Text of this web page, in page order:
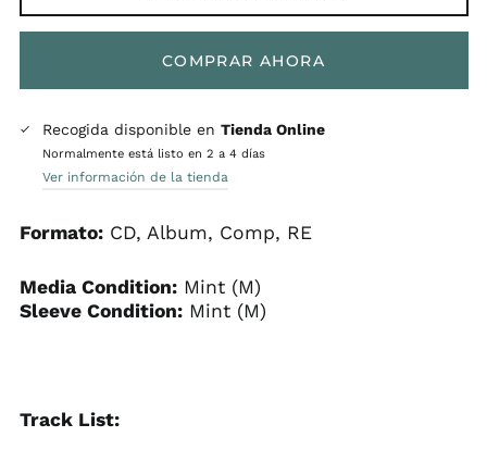
COMPRAR AHORA
Recogida disponible en Tienda Online
Normalmente está listo en 2 a 4 días
Ver información de la tienda
Formato:CD, Album, Comp, RE
Media Condition:Mint (M)
Sleeve Condition:Mint (M)
Track List: